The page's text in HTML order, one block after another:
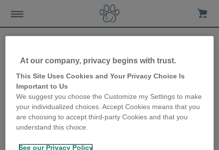
Sure Petcare gibt exklusive
Vorschau auf den neuen
Futterautomat Connect auf
der Heimtiermesse
At our company, privacy begins with trust.
This Site Uses Cookies and Your Privacy Choice Is
Important to Us
We suggest you choose the Customize my Settings to make
your individualized choices. Accept Cookies means that you
are choosing to accept third-party Cookies and that you
understand this choice.
See our Privacy Policy